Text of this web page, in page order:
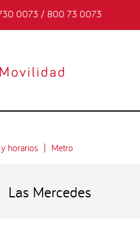
0073 / 800 73 0073
horarios Metro
Las Mercedes